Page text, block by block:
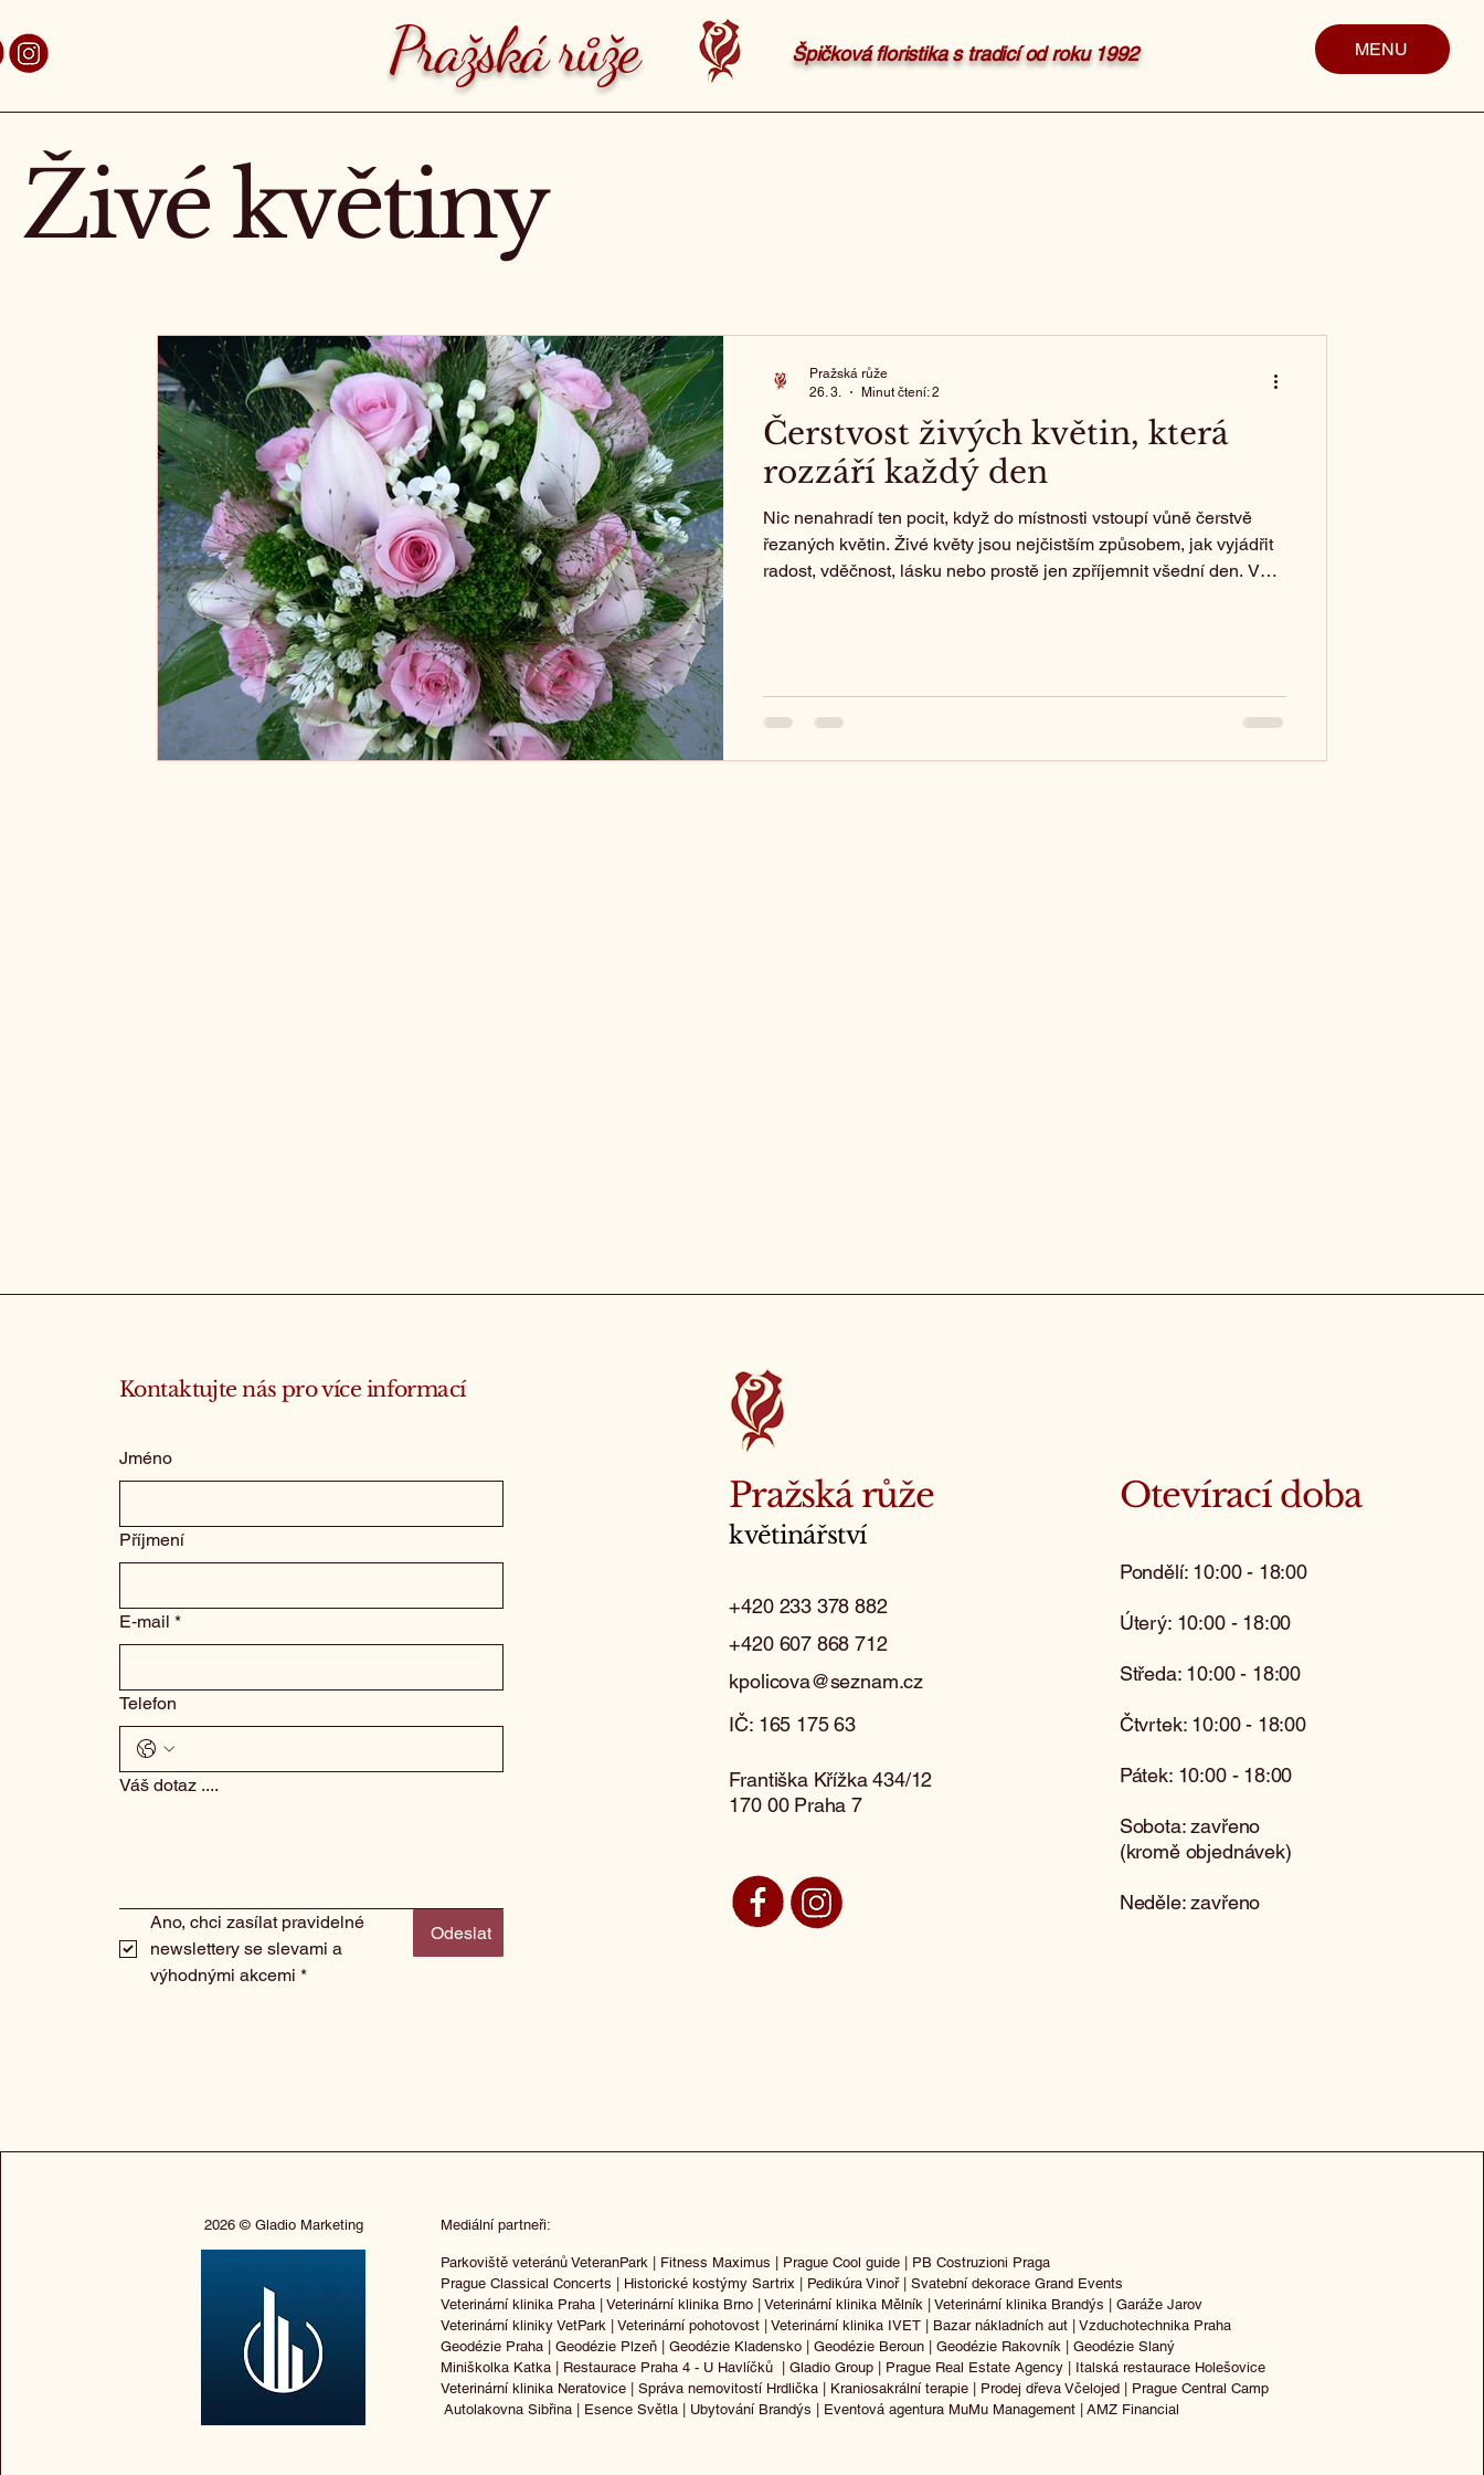
Pražská růže Špičková floristika s tradicí od roku 1992 MENU
Živé květiny
Čerstvost živých květin, která
rozzáří každý den
Nic nenahradí ten pocit, když do místnosti vstoupí vůně čerstvě
řezaných květin. Živé květy jsou nejčistším způsobem, jak vyjádřit
radost, vděčnost, lásku nebo prostě jen zpříjemnit všední den. V
Pražská růže
26. 3.
Minut čtení: 2
Kontaktujte nás pro více informací
Jméno
Příjmení
E‑mail *
Telefon
Váš dotaz ....
Ano, chci zasílat pravidelné
newslettery se slevami a
výhodnými akcemi *
Odeslat
Pražská růže
květinářství
+420 233 378 882
+420 607 868 712
kpolicova@seznam.cz
IČ: 165 175 63
Františka Křížka 434/12
170 00 Praha 7
Otevírací doba
Pondělí: 10:00 - 18:00
Úterý: 10:00 - 18:00
Středa: 10:00 - 18:00
Čtvrtek: 10:00 - 18:00
Pátek: 10:00 - 18:00
Sobota: zavřeno
(kromě objednávek)
Neděle: zavřeno
2026 © Gladio Marketing Mediální partneři:
Parkoviště veteránů VeteranPark | Fitness Maximus | Prague Cool guide | PB Costruzioni Praga
Prague Classical Concerts | Historické kostýmy Sartrix | Pedikúra Vinoř| Svatební dekorace Grand Events
Veterinární klinika Praha | Veterinární klinika Brno | Veterinární klinika Mělník | Veterinární klinika Brandýs | Garáže Jarov
Veterinární kliniky VetPark | Veterinární pohotovost | Veterinární klinika IVET | Bazar nákladních aut | Vzduchotechnika Praha
Geodézie Praha | Geodézie Plzeň | Geodézie Kladensko | Geodézie Beroun | Geodézie Rakovník | Geodézie Slaný
Miniškolka Katka | Restaurace Praha 4 - U Havlíčků | Gladio Group | Prague Real Estate Agency | Italská restaurace Holešovice
Veterinární klinika Neratovice | Správa nemovitostí Hrdlička | Kraniosakrální terapie | Prodej dřeva Včelojed | Prague Central Camp
Autolakovna Sibřina | Esence Světla | Ubytování Brandýs | Eventová agentura MuMu Management | AMZ Financial